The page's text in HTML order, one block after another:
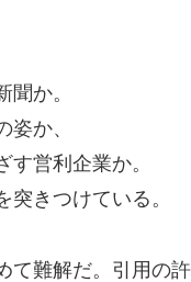
か。
か、
す営利企業か。
きつけている。
て難解だ。引用の